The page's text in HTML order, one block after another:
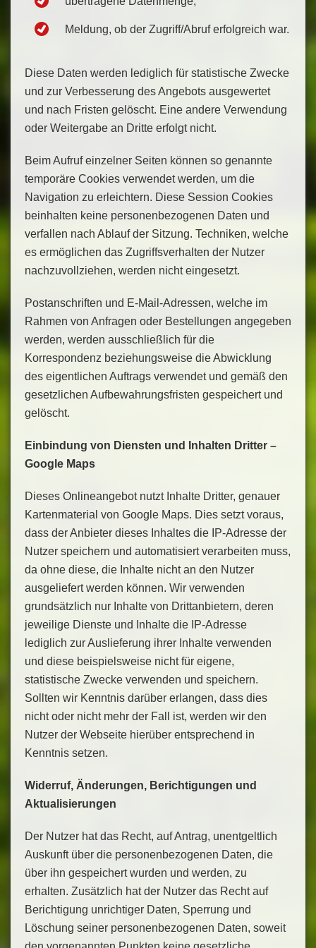
Meldung, ob der Zugriff/Abruf erfolgreich war.
Diese Daten werden lediglich für statistische Zwecke
und zur Verbesserung des Angebots ausgewertet
und nach Fristen gelöscht. Eine andere Verwendung
oder Weitergabe an Dritte erfolgt nicht.
Beim Aufruf einzelner Seiten können so genannte
temporäre Cookies verwendet werden, um die
Navigation zu erleichtern. Diese Session Cookies
beinhalten keine personenbezogenen Daten und
verfallen nach Ablauf der Sitzung. Techniken, welche
es ermöglichen das Zugriffsverhalten der Nutzer
nachzuvollziehen, werden nicht eingesetzt.
Postanschriften und E-Mail-Adressen, welche im
Rahmen von Anfragen oder Bestellungen angegeben
werden, werden ausschließlich für die
Korrespondenz beziehungsweise die Abwicklung
des eigentlichen Auftrags verwendet und gemäß den
gesetzlichen Aufbewahrungsfristen gespeichert und
gelöscht.
Einbindung von Diensten und Inhalten Dritter –
Google Maps
Dieses Onlineangebot nutzt Inhalte Dritter, genauer
Kartenmaterial von Google Maps. Dies setzt voraus,
dass der Anbieter dieses Inhaltes die IP-Adresse der
Nutzer speichern und automatisiert verarbeiten muss,
da ohne diese, die Inhalte nicht an den Nutzer
ausgeliefert werden können. Wir verwenden
grundsätzlich nur Inhalte von Drittanbietern, deren
jeweilige Dienste und Inhalte die IP-Adresse
lediglich zur Auslieferung ihrer Inhalte verwenden
und diese beispielsweise nicht für eigene,
statistische Zwecke verwenden und speichern.
Sollten wir Kenntnis darüber erlangen, dass dies
nicht oder nicht mehr der Fall ist, werden wir den
Nutzer der Webseite hierüber entsprechend in
Kenntnis setzen.
Widerruf, Änderungen, Berichtigungen und
Aktualisierungen
Der Nutzer hat das Recht, auf Antrag, unentgeltlich
Auskunft über die personenbezogenen Daten, die
über ihn gespeichert wurden und werden, zu
erhalten. Zusätzlich hat der Nutzer das Recht auf
Berichtigung unrichtiger Daten, Sperrung und
Löschung seiner personenbezogenen Daten, soweit